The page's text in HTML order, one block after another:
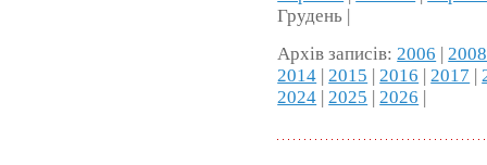
Грудень |
Архів записів: 2006 | 2008
2014 | 2015 | 2016 | 2017 |
2024 | 2025 | 2026 |